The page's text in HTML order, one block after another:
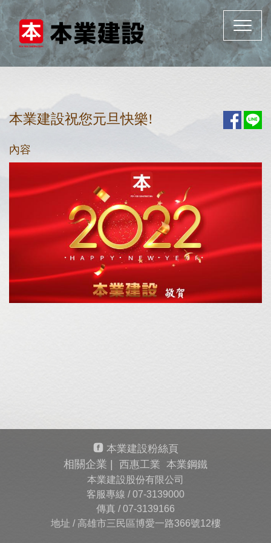
Toggle
本業建設祝您元旦快樂!
內容
本業建設粉絲頁
相關企業 | 西惠工業 本業鋼鐵
本業建設股份有限公司
客服專線 /07-3139000
傳真 /07-3139166
地址 / 高雄市三民區博愛一路366號12樓